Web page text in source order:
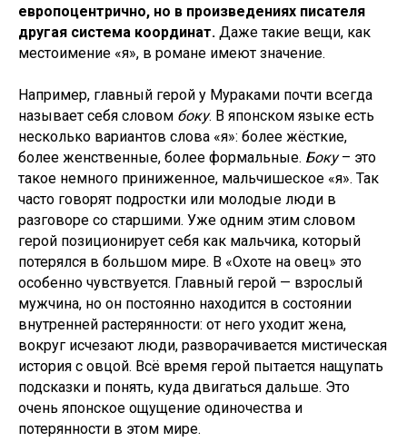
европоцентрично, но в произведениях писателя
другая система координат. Даже такие вещи, как
местоимение «я», в романе имеют значение.
Например, главный герой у Мураками почти всегда
называет себя словом боку. В японском языке есть
несколько вариантов слова «я»: более жёсткие,
более женственные, более формальные. Боку– это
такое немного приниженное, мальчишеское «я». Так
часто говорят подростки или молодые люди в
разговоре со старшими. Уже одним этим словом
герой позиционирует себя как мальчика, который
потерялся в большом мире. В «Охоте на овец» это
особенно чувствуется. Главный герой — взрослый
мужчина, но он постоянно находится в состоянии
внутренней растерянности: от него уходит жена,
вокруг исчезают люди, разворачивается мистическая
история с овцой. Всё время герой пытается нащупать
подсказки и понять, куда двигаться дальше. Это
очень японское ощущение одиночества и
потерянности в этом мире.